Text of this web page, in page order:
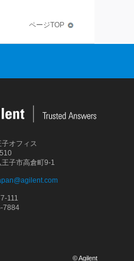
ページTOP
オフィス
子市高倉町9-1
111
7884
© Agilent